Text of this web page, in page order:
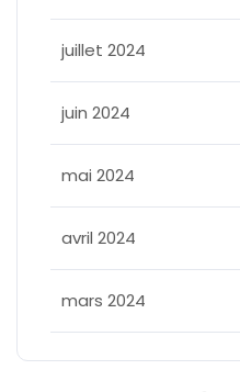
juillet 2024
juin 2024
mai 2024
avril 2024
mars 2024